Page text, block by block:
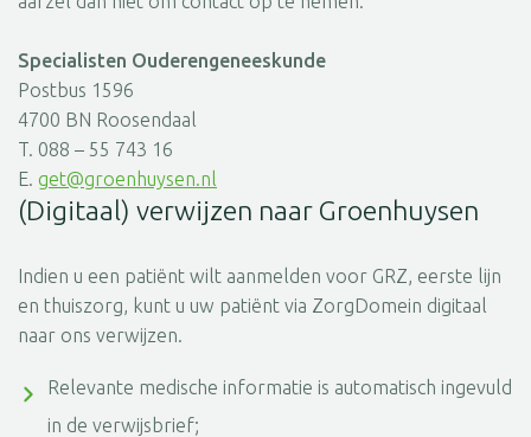
Specialisten Ouderengeneeskunde
Postbus 1596
4700 BN Roosendaal
T. 088 – 55 743 16
E. get@groenhuysen.nl
(Digitaal) verwijzen naar Groenhuysen
Indien u een patiënt wilt aanmelden voor GRZ, eerste lijn
en thuiszorg, kunt u uw patiënt via ZorgDomein digitaal
naar ons verwijzen.
Relevante medische informatie is automatisch ingevuld
in de verwijsbrief;